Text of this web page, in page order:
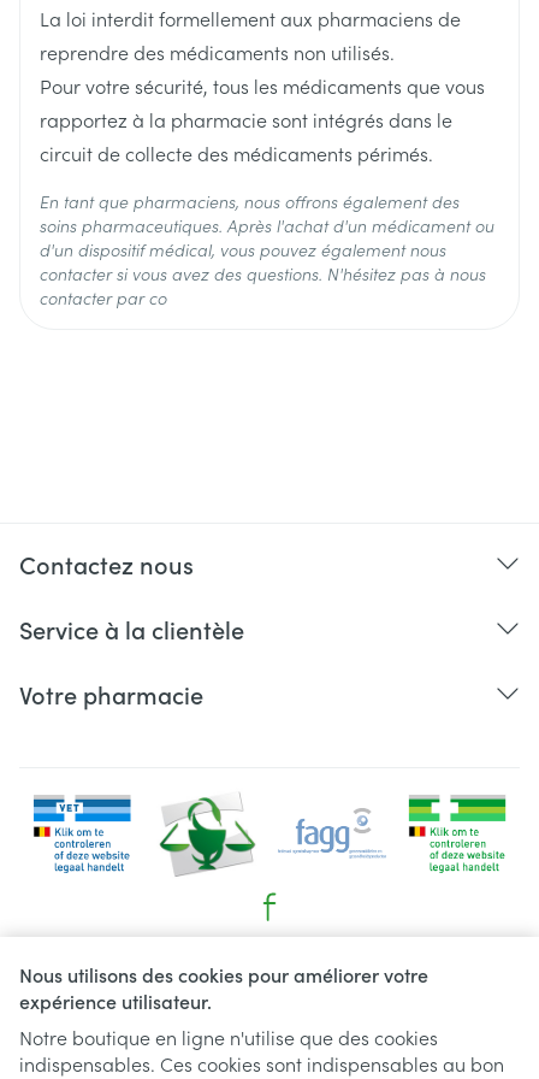
Nous utilisons des cookies pour améliorer votre
expérience utilisateur.
Notre boutique en ligne n'utilise que des cookies
indispensables. Ces cookies sont indispensables au bon
indigestion ou les brûlures d'estomac)
de la simvastatine ( médicament utilisé pour réduire
le cholestérol dans votre sang)
d'autres médicaments pour traiter une pression
sanguine élevée
Un repas riche en graisses augmente
significativement les niveaux sanguins de ce
médicament (voir rubrique 3).
Ingrédients
lercanidipine chlorhydrate
Préservation
Température ambiante (15°C -
25°C)
La loi interdit formellement aux pharmaciens de
reprendre des médicaments non utilisés.
Pour votre sécurité, tous les médicaments que vous
rapportez à la pharmacie sont intégrés dans le
circuit de collecte des médicaments périmés.
En tant que pharmaciens, nous offrons également des
soins pharmaceutiques. Après l'achat d'un médicament ou
d'un dispositif médical, vous pouvez également nous
contacter si vous avez des questions. N'hésitez pas à nous
contacter par co
Contactez nous
Service à la clientèle
Votre pharmacie
Liens légaux